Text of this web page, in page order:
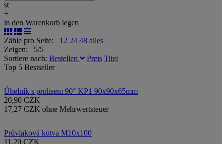
st
+
in den Warenkorb legen
Zähle pro Seite: 12 24 48 alles
Zeigen: 5/5
Sortiere nach: Bestellen Preis Titel
Top 5 Bestseller
Úhelník s prolisem 90° KP1 90x90x65mm
20,90 CZK
17,27 CZK ohne Mehrwertsteuer
Průvlaková kotva M10x100
11,20 CZK